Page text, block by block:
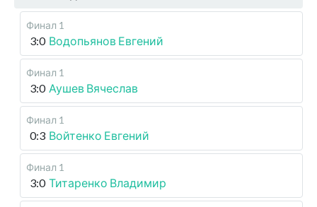
Финал 1
3:0 Водопьянов Евгений
Финал 1
3:0 Аушев Вячеслав
Финал 1
0:3 Войтенко Евгений
Финал 1
3:0 Титаренко Владимир